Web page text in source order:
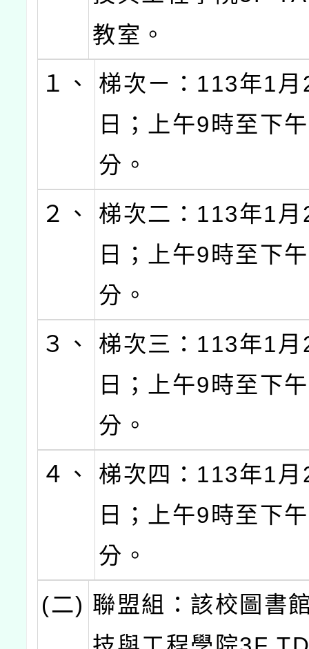
教室。
１、
梯次ㄧ：113年1
日；上午9時至下
分。
２、
梯次二：113年1
日；上午9時至下
分。
３、
梯次三：113年1
日；上午9時至下
分。
４、
梯次四：113年1
日；上午9時至下
分。
(二) 聯盟組：該校圖書